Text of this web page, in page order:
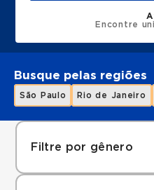
Encontre
Busque pelas regiões
São Paulo Rio de Janeiro
Filtre por gênero